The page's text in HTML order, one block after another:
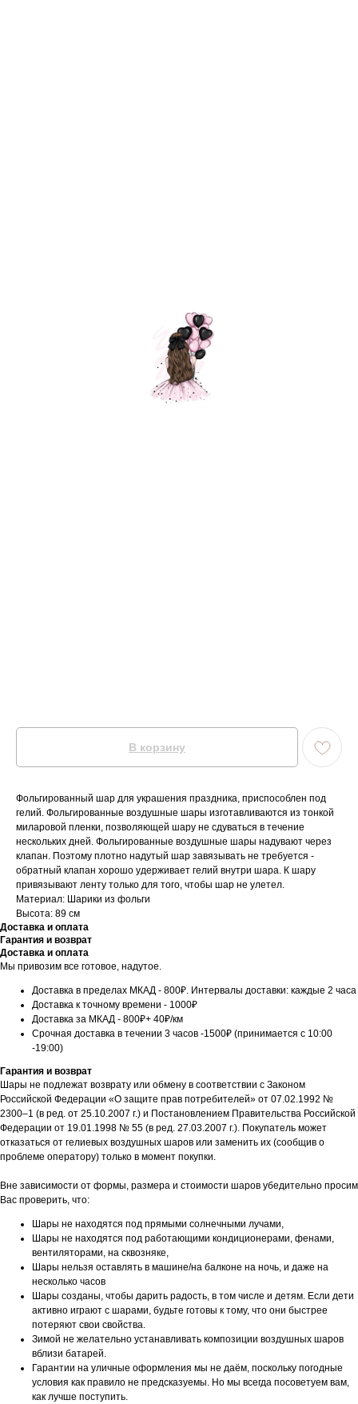
В корзину
Фольгированный шар для украшения праздника, приспособлен под
гелий. Фольгированные воздушные шары изготавливаются из тонкой
миларовой пленки, позволяющей шару не сдуваться в течение
нескольких дней. Фольгированные воздушные шары надувают через
клапан. Поэтому плотно надутый шар завязывать не требуется -
обратный клапан хорошо удерживает гелий внутри шара. К шару
привязывают ленту только для того, чтобы шар не улетел.
Материал: Шарики из фольги
Высота: 89 см
Доставка и оплата
Гарантия и возврат
Доставка и оплата
Мы привозим все готовое, надутое.
Доставка в пределах МКАД - 800₽. Интервалы доставки: каждые 2 часа
Доставка к точному времени - 1000₽
Доставка за МКАД - 800₽+ 40₽/км
Срочная доставка в течении 3 часов -1500₽ (принимается с 10:00
-19:00)
Гарантия и возврат
Шары не подлежат возврату или обмену в соответствии с Законом
Российской Федерации «О защите прав потребителей» от 07.02.1992 №
2300–1 (в ред. от 25.10.2007 г.) и Постановлением Правительства Российской
Федерации от 19.01.1998 № 55 (в ред. 27.03.2007 г.). Покупатель может
отказаться от гелиевых воздушных шаров или заменить их (сообщив о
проблеме оператору) только в момент покупки.
Вне зависимости от формы, размера и стоимости шаров убедительно просим
Вас проверить, что:
Шары не находятся под прямыми солнечными лучами,
Шары не находятся под работающими кондиционерами, фенами,
вентиляторами, на сквозняке,
Шары нельзя оставлять в машине/на балконе на ночь, и даже на
несколько часов
Шары созданы, чтобы дарить радость, в том числе и детям. Если дети
активно играют с шарами, будьте готовы к тому, что они быстрее
потеряют свои свойства.
Зимой не желательно устанавливать композиции воздушных шаров
вблизи батарей.
Гарантии на уличные оформления мы не даём, поскольку погодные
условия как правило не предсказуемы. Но мы всегда посоветуем вам,
как лучше поступить.